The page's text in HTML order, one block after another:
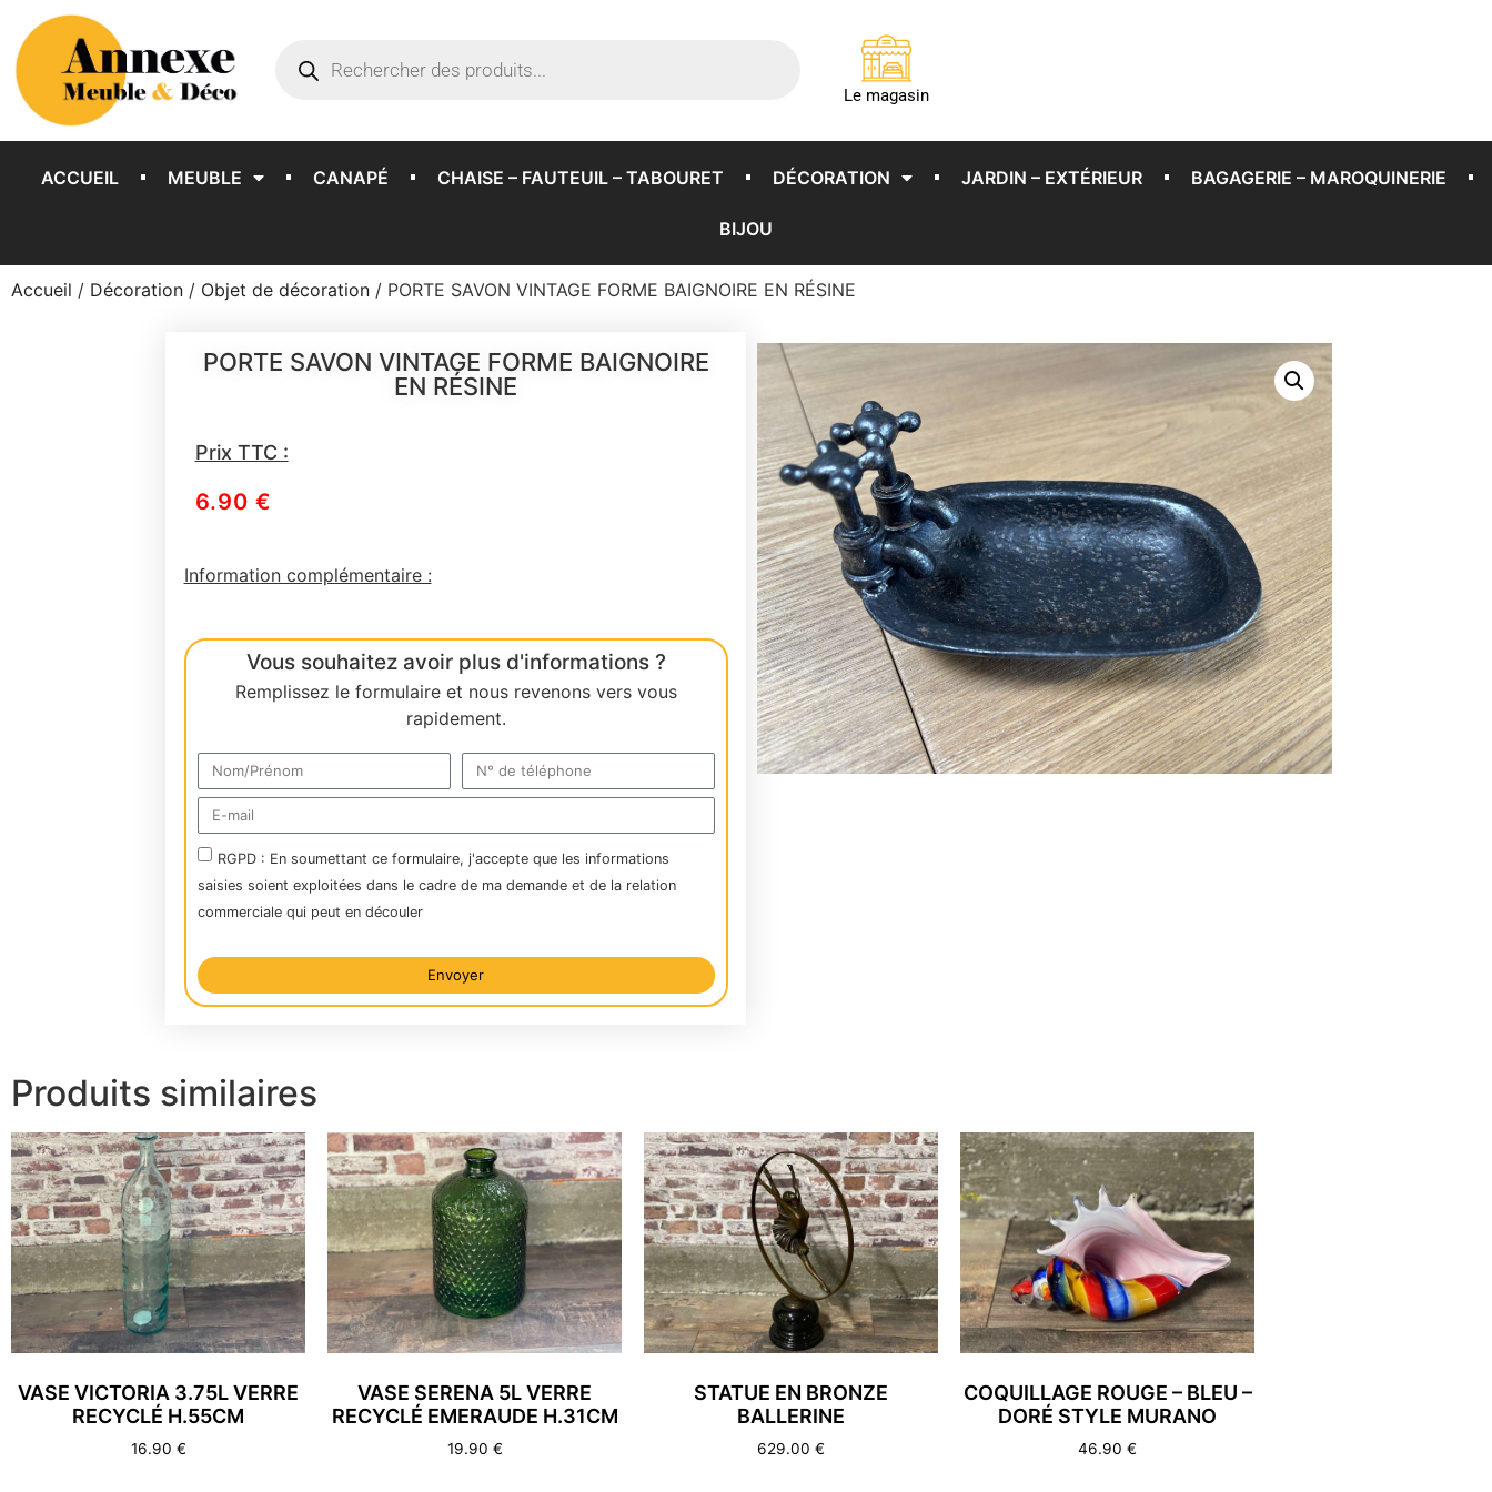
Le magasin
ACCUEIL MEUBLE CANAPÉ CHAISE – FAUTEUIL – TABOURET DÉCORATION JARDIN – EXTÉRIEUR BAGAGERIE – MAROQUINERIE
BIJOU
Accueil / Décoration / Objet de décoration / PORTE SAVON VINTAGE FORME BAIGNOIRE EN RÉSINE
PORTE SAVON VINTAGE FORME BAIGNOIRE
EN RÉSINE
Prix TTC :
6.90 €
Information complémentaire :
Vous souhaitez avoir plus d'informations ?
Remplissez le formulaire et nous revenons vers vous
rapidement.
RGPD : En soumettant ce formulaire, j'accepte que les informations
saisies soient exploitées dans le cadre de ma demande et de la relation
commerciale qui peut en découler
Envoyer
Alternative:
Produits similaires
VASE VICTORIA 3.75L VERRE
RECYCLÉ H.55CM
16.90 €
VASE SERENA 5L VERRE
RECYCLÉ EMERAUDE H.31CM
19.90 €
STATUE EN BRONZE
BALLERINE
629.00 €
COQUILLAGE ROUGE – BLEU –
DORÉ STYLE MURANO
46.90 €